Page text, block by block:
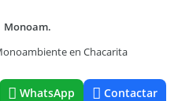
Monoam.
en Chacarita
WhatsApp Contactar